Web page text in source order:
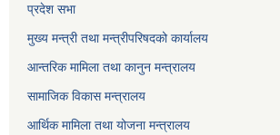
प्रदेश सभा
मुख्य मन्त्री तथा मन्त्रीपरिषदको कार्यालय
आन्तरिक मामिला तथा कानुन मन्त्रालय
सामाजिक विकास मन्त्रालय
आर्थिक मामिला तथा योजना मन्त्रालय